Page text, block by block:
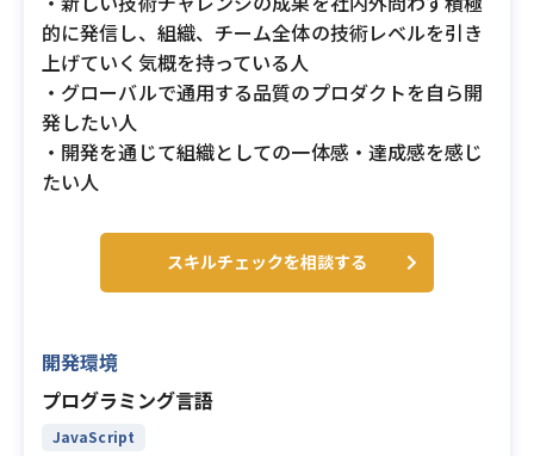
的に発信し、組織、チーム全体の技術レベルを引き
上げていく気概を持っている人
・グローバルで通用する品質のプロダクトを自ら開
発したい人
・開発を通じて組織としての一体感・達成感を感じ
たい人
スキルチェックを相談する
開発環境
プログラミング言語
JavaScript